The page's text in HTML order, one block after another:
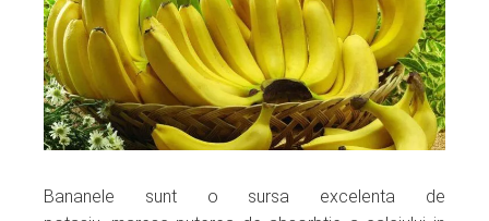
Bananele sunt o sursa excelenta de